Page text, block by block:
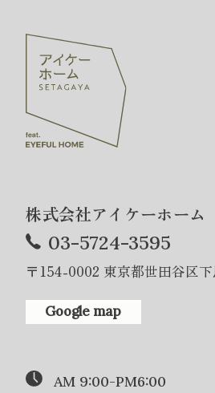
株式会社アイケーホーム
03-5724-3595
〒154-0002 東京都世田谷区
Google map
AM 9:00-PM6:00